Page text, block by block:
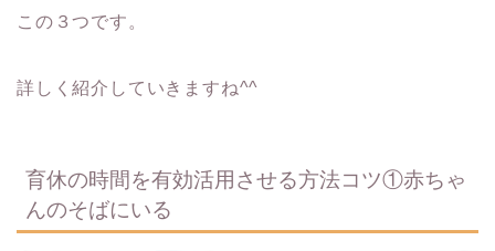
この３つです。
詳しく紹介していきますね^^
育休の時間を有効活用させる方法コツ①赤ちゃ
んのそばにいる